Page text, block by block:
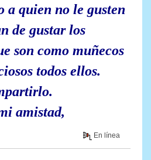
a quien no le gusten
de gustar los
son como muñecos
todos ellos.
amistad,
En línea